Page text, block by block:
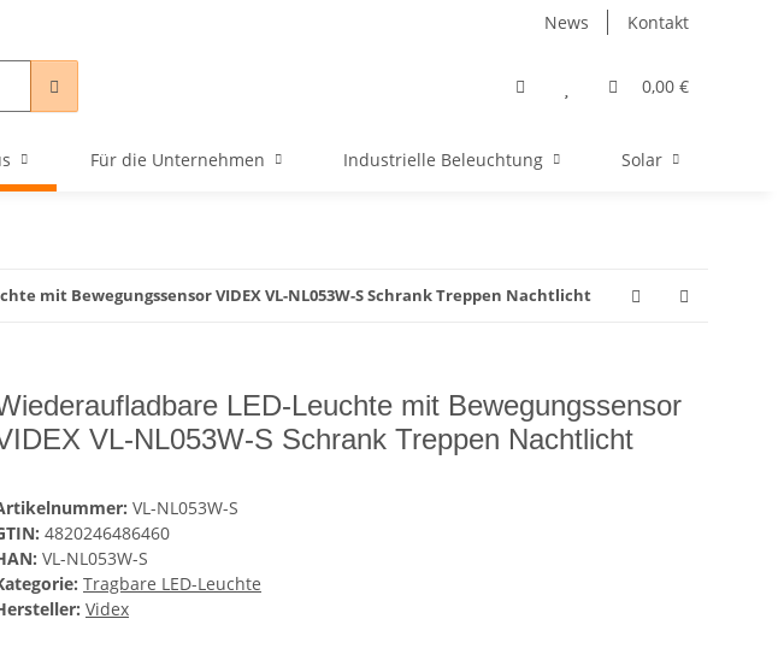
News Kontakt
0,00 €
Für die Unternehmen Industrielle Beleuchtung Solar
mit Bewegungssensor VIDEX VL-NL053W-S Schrank Treppen Nachtlicht
LED-Leuchte mit Bewegungssensor
VL-NL053W-S Schrank Treppen Nachtlicht
VL-NL053W-S
4820246486460
VL-NL053W-S
Tragbare LED-Leuchte
Videx